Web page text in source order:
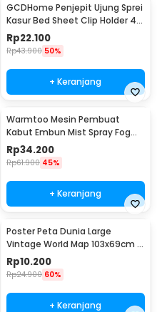
GCDHome Penjepit Ujung Sprei
Kasur Bed Sheet Clip Holder 4
PCS - FS-1809
Rp22.100
Rp43.900 50%
+ Keranjang
Warmtoo Mesin Pembuat
Kabut Embun Mist Spray Fog
Maker 12 LED 24V - WT01
Rp34.200
Rp61.900 45%
+ Keranjang
Poster Peta Dunia Large
Vintage World Map 103x69cm -
N401
Rp10.200
Rp24.900 60%
+ Keranjang